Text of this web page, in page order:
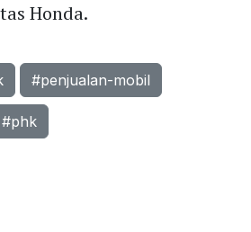
Honda.
#penjualan-mobil
#phk